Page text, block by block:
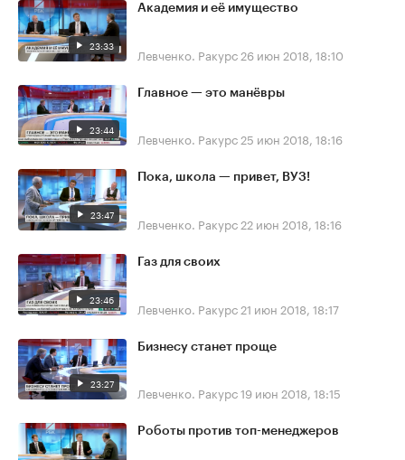
23:33
Академия и её имущество
Левченко. Ракурс 26 июн 2018, 18:10
23:44
Главное — это манёвры
Левченко. Ракурс 25 июн 2018, 18:16
23:47
Пока, школа — привет, ВУЗ!
Левченко. Ракурс 22 июн 2018, 18:16
23:46
Газ для своих
Левченко. Ракурс 21 июн 2018, 18:17
23:27
Бизнесу станет проще
Левченко. Ракурс19 июн 2018, 18:15
Роботы против топ-менеджеров